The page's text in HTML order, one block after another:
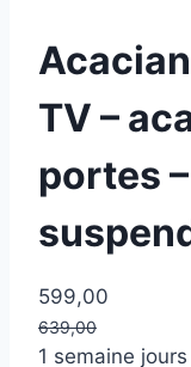
TV –
portes
599,00
639,00
1 semaine